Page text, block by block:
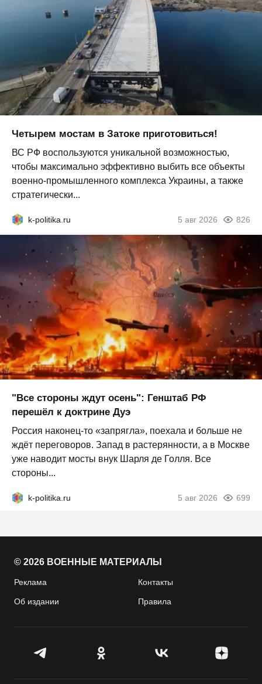
Четырем мостам в Затоке приготовиться!
ВС РФ воспользуются уникальной возможностью,
чтобы максимально эффективно выбить все объекты
военно-промышленного комплекса Украины, а также
стратегически...
k-politika.ru 5 авг 2026 826
"Все стороны ждут осень": Генштаб РФ
перешёл к доктрине Дуэ
Россия наконец-то «запрягла», поехала и больше не
ждёт переговоров. Запад в растерянности, а в Москве
уже наводит мосты внук Шарля де Голля. Все
стороны...
k-politika.ru 5 авг 2026 699
© 2026 ВОЕННЫЕ МАТЕРИАЛЫ
Реклама Контакты
Об издании Правила